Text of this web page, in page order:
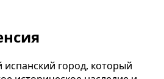
город, который